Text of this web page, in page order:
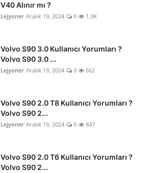
V40 Alınır mı ?
Lejyoner Aralık 19, 2024 0 1.3K
Volvo S90 3.0 Kullanıcı Yorumları ?
Volvo S90 3.0 ...
Lejyoner Aralık 19, 2024 0 662
Volvo S90 2.0 T8 Kullanıcı Yorumları ?
Volvo S90 2...
Lejyoner Aralık 19, 2024 0 847
Volvo S90 2.0 T6 Kullanıcı Yorumları ?
Volvo S90 2...